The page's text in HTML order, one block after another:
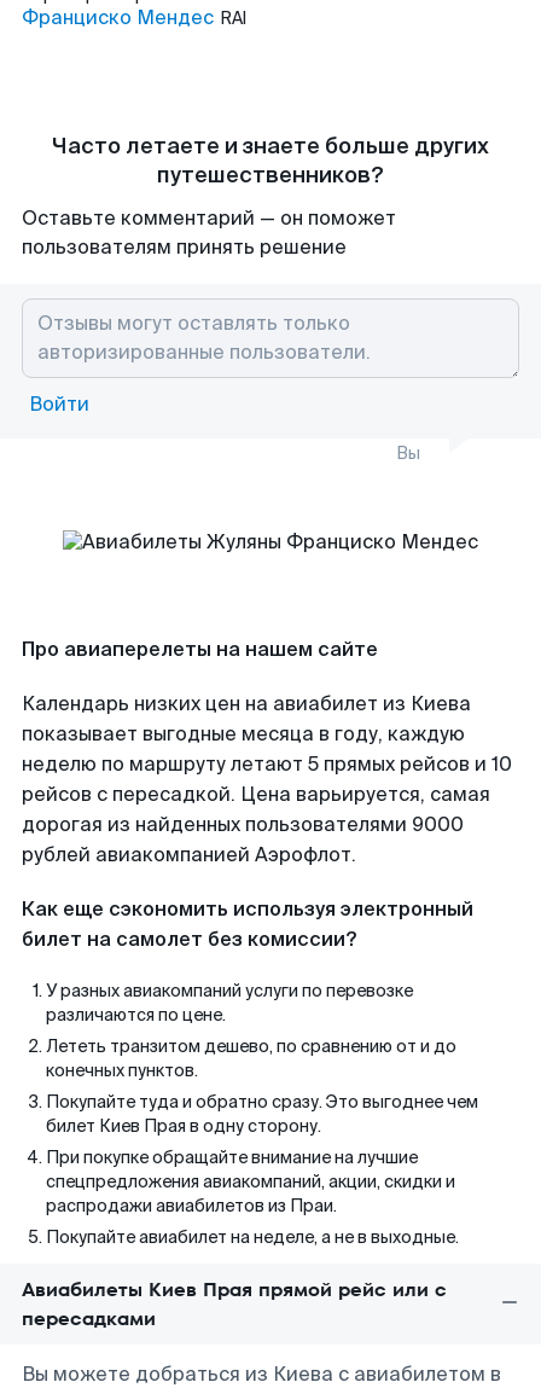
Франциско Мендес RAI
Часто летаете и знаете больше других
путешественников?
Оставьте комментарий — он поможет
пользователям принять решение
Войти
Вы
Про авиаперелеты на нашем сайте
Календарь низких цен на авиабилет из Киева
показывает выгодные месяца в году, каждую
неделю по маршруту летают 5 прямых рейсов и 10
рейсов с пересадкой. Цена варьируется, самая
дорогая из найденных пользователями 9000
рублей авиакомпанией Аэрофлот.
Как еще сэкономить используя электронный
билет на самолет без комиссии?
У разных авиакомпаний услуги по перевозке
различаются по цене.
Лететь транзитом дешево, по сравнению от и до
конечных пунктов.
Покупайте туда и обратно сразу. Это выгоднее чем
билет Киев Прая в одну сторону.
При покупке обращайте внимание на лучшие
спецпредложения авиакомпаний, акции, скидки и
распродажи авиабилетов из Праи.
Покупайте авиабилет на неделе, а не в выходные.
Авиабилеты Киев Прая прямой рейс или с
пересадками
Вы можете добраться из Киева с авиабилетом в